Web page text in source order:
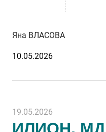
Яна ВЛАСОВА
10.05.2026
19.05.2026